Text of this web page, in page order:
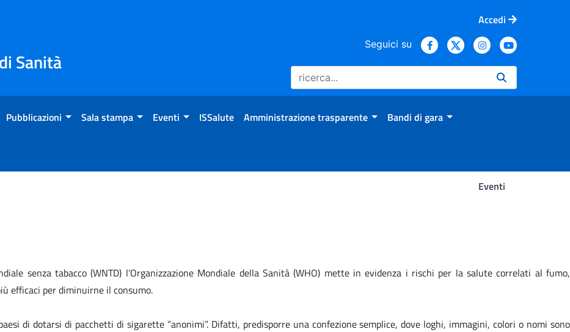
Accedi
Sanità
Seguici su
Pubblicazioni Sala stampa Eventi ISSalute Amministrazione trasparente Bandi di gara
Eventi
senza tabacco (WNTD) l’Organizzazione Mondiale della Sanità (WHO) mette in evidenza i rischi per la salute correlati al fumo,
efficaci per diminuirne il consumo.
di dotarsi di pacchetti di sigarette “anonimi”. Difatti, predisporre una confezione semplice, dove loghi, immagini, colori o nomi sono